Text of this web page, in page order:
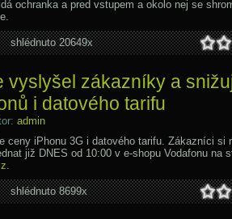
ochranka a pred vstupem a okolo nej se
shlédnuto 20649x
vyslyšel zákazníky a
i datového tarifu
admin
ceny iPhonu 3G i datového tarifu. Zákazníci si
již DNES od 10:00 v e-shopu Vodafonu na
.
shlédnuto 8699x